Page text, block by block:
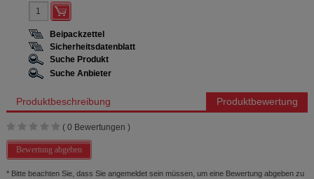
Beipackzettel
Sicherheitsdatenblatt
Suche Produkt
Suche Anbieter
Produktbeschreibung Produktbewertung
( 0 Bewertungen )
Bewertung abgeben
* Bitte beachten Sie, dass Sie angemeldet sein müssen, um eine Bewertung abgeben zu